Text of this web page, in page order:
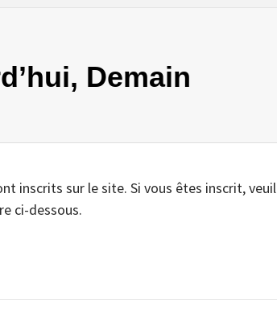
Demain
inscrits sur le site. Si vous êtes inscrit,
ci-dessous.